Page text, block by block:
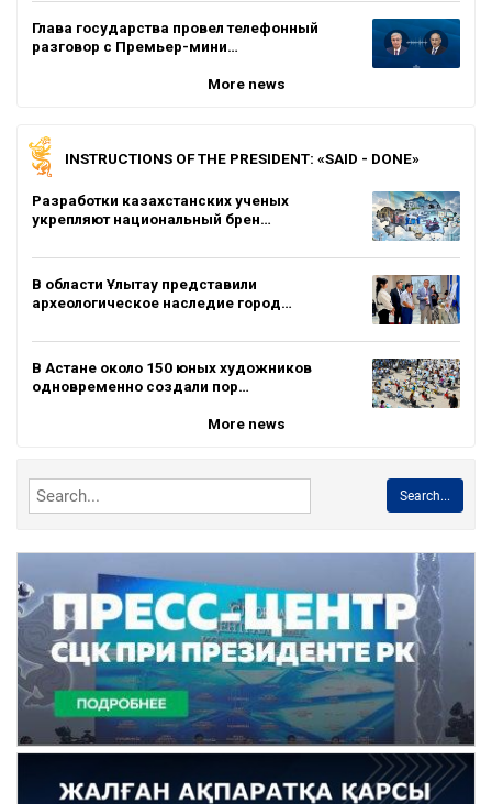
Глава государства провел телефонный
разговор с Премьер-мини…
More news
INSTRUCTIONS OF THE PRESIDENT: «SAID - DONE»
Разработки казахстанских ученых
укрепляют национальный брен…
В области Ұлытау представили
археологическое наследие город…
В Астане около 150 юных художников
одновременно создали пор…
More news
Search...